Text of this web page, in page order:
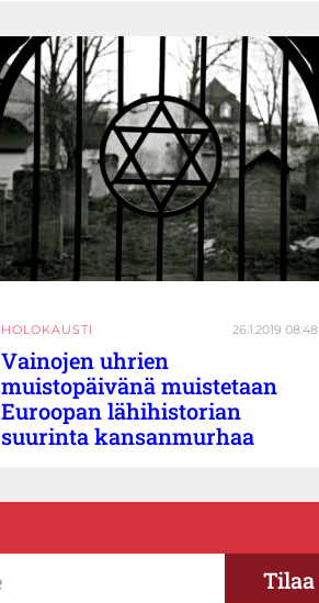
HOLOKAUSTI 26.1.2019 08:48
Vainojen uhrien
muistopäivänä muistetaan
Euroopan lähihistorian
suurinta kansanmurhaa